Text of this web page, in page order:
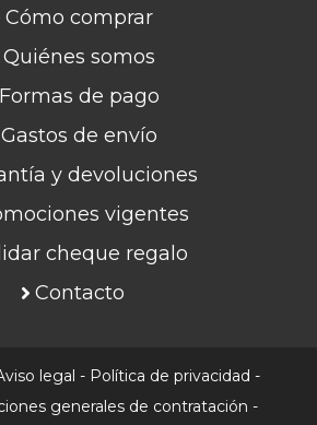
Cómo comprar
Quiénes somos
Formas de pago
Gastos de envío
y devoluciones
vigentes
cheque regalo
Contacto
legal - Política de privacidad -
generales de contratación -